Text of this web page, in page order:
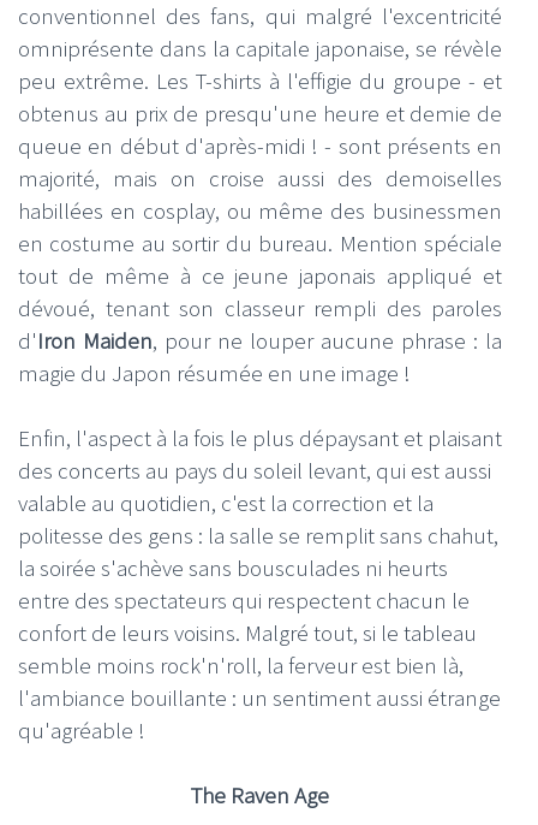
conventionnel des fans, qui malgré l'excentricité
omniprésente dans la capitale japonaise, se révèle
peu extrême. Les T-shirts à l'effigie du groupe - et
obtenus au prix de presqu'une heure et demie de
queue en début d'après-midi ! - sont présents en
majorité, mais on croise aussi des demoiselles
habillées en cosplay, ou même des businessmen
en costume au sortir du bureau. Mention spéciale
tout de même à ce jeune japonais appliqué et
dévoué, tenant son classeur rempli des paroles
d'Iron Maiden, pour ne louper aucune phrase : la
magie du Japon résumée en une image !
Enfin, l'aspect à la fois le plus dépaysant et plaisant
des concerts au pays du soleil levant, qui est aussi
valable au quotidien, c'est la correction et la
politesse des gens : la salle se remplit sans chahut,
la soirée s'achève sans bousculades ni heurts
entre des spectateurs qui respectent chacun le
confort de leurs voisins. Malgré tout, si le tableau
semble moins rock'n'roll, la ferveur est bien là,
l'ambiance bouillante : un sentiment aussi étrange
qu'agréable !
The Raven Age